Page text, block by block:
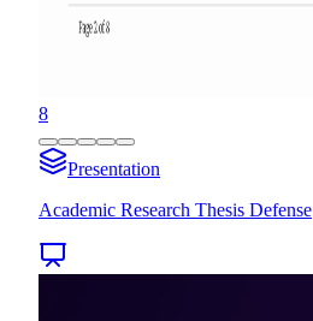
8
Presentation
Academic Research Thesis Defense